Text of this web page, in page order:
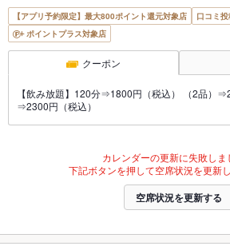
【アプリ予約限定】最大800ポイント還元対象店 口コミ
ポイントプラス対象店
クーポン
【飲み放題】120分⇒1800円（税込） （2品）
⇒2300円（税込）
カレンダーの更新に失敗しま
下記ボタンを押して空席状況を更新し
空席状況を更新する